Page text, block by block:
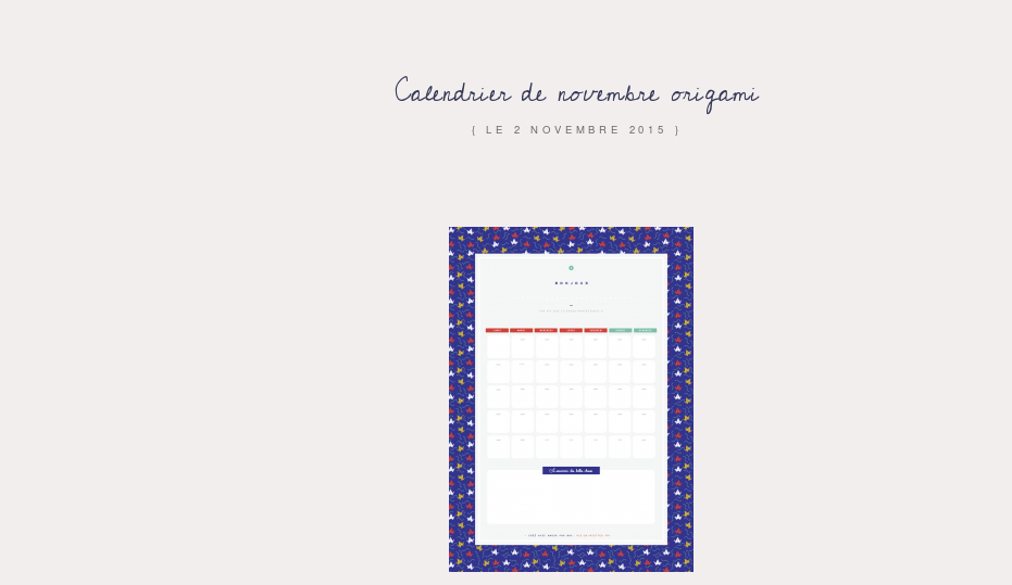
Calendrier de novembre origami
{ LE 2 NOVEMBRE 2015 }